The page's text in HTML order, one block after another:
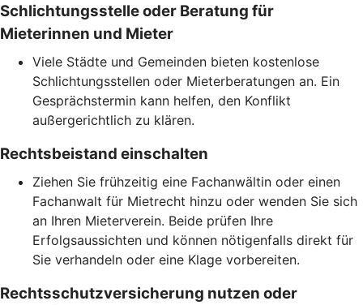
Schlichtungsstelle oder Beratung für
Mieterinnen und Mieter
Viele Städte und Gemeinden bieten kostenlose
Schlichtungsstellen oder Mieterberatungen an. Ein
Gesprächstermin kann helfen, den Konflikt
außergerichtlich zu klären.
Rechtsbeistand einschalten
Ziehen Sie frühzeitig eine Fachanwältin oder einen
Fachanwalt für Mietrecht hinzu oder wenden Sie sich
an Ihren Mieterverein. Beide prüfen Ihre
Erfolgsaussichten und können nötigenfalls direkt für
Sie verhandeln oder eine Klage vorbereiten.
Rechtsschutzversicherung nutzen oder